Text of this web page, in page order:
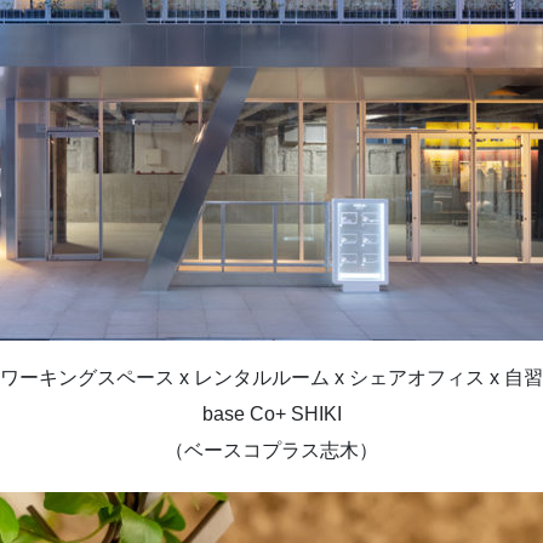
ーキングスペース x レンタルルーム x シェアオフィス x 自
base Co+ SHIKI
（ベースコプラス志木）